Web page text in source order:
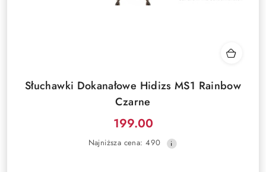
Słuchawki Dokanałowe Hidizs MS1 Rainbow
Czarne
Cena
promocyjna:
199.00
Najniższa
Najniższa cena: 490